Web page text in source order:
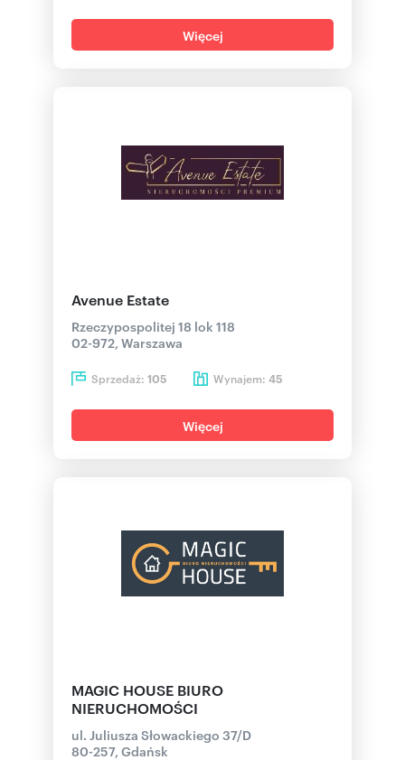
Więcej
Avenue Estate
Rzeczypospolitej 18 lok 118
02-972, Warszawa
Sprzedaż: 105 Wynajem: 45
Więcej
MAGIC HOUSE BIURO
NIERUCHOMOŚCI
ul. Juliusza Słowackiego 37/D
80-257, Gdańsk